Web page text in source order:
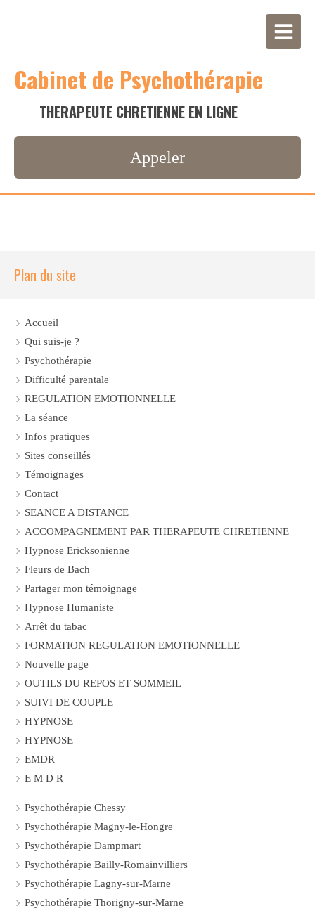
Cabinet de Psychothérapie
THERAPEUTE CHRETIENNE EN LIGNE
Appeler
Plan du site
Accueil
Qui suis-je ?
Psychothérapie
Difficulté parentale
REGULATION EMOTIONNELLE
La séance
Infos pratiques
Sites conseillés
Témoignages
Contact
SEANCE A DISTANCE
ACCOMPAGNEMENT PAR THERAPEUTE CHRETIENNE
Hypnose Ericksonienne
Fleurs de Bach
Partager mon témoignage
Hypnose Humaniste
Arrêt du tabac
FORMATION REGULATION EMOTIONNELLE
Nouvelle page
OUTILS DU REPOS ET SOMMEIL
SUIVI DE COUPLE
HYPNOSE
HYPNOSE
EMDR
E M D R
Psychothérapie Chessy
Psychothérapie Magny-le-Hongre
Psychothérapie Dampmart
Psychothérapie Bailly-Romainvilliers
Psychothérapie Lagny-sur-Marne
Psychothérapie Thorigny-sur-Marne